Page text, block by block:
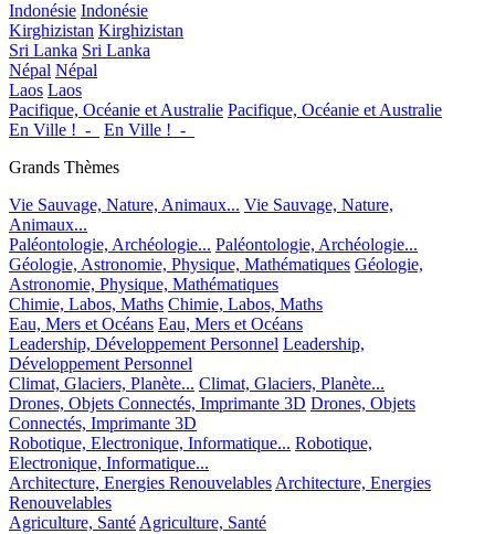
Indonésie Indonésie
Kirghizistan Kirghizistan
Sri Lanka Sri Lanka
Népal Népal
Laos Laos
Pacifique, Océanie et Australie Pacifique, Océanie et Australie
En Ville !_-_
En Ville !_-_
Grands Thèmes
Vie Sauvage, Nature, Animaux... Vie Sauvage, Nature,
Animaux...
Paléontologie, Archéologie... Paléontologie, Archéologie...
Géologie, Astronomie, Physique, Mathématiques Géologie,
Astronomie, Physique, Mathématiques
Chimie, Labos, Maths Chimie, Labos, Maths
Eau, Mers et Océans Eau, Mers et Océans
Leadership, Développement Personnel Leadership,
Développement Personnel
Climat, Glaciers, Planète... Climat, Glaciers, Planète...
Drones, Objets Connectés, Imprimante 3D Drones, Objets
Connectés, Imprimante 3D
Robotique, Electronique, Informatique... Robotique,
Electronique, Informatique...
Architecture, Energies RenouvelablesArchitecture, Energies
Renouvelables
Agriculture, SantéAgriculture, Santé